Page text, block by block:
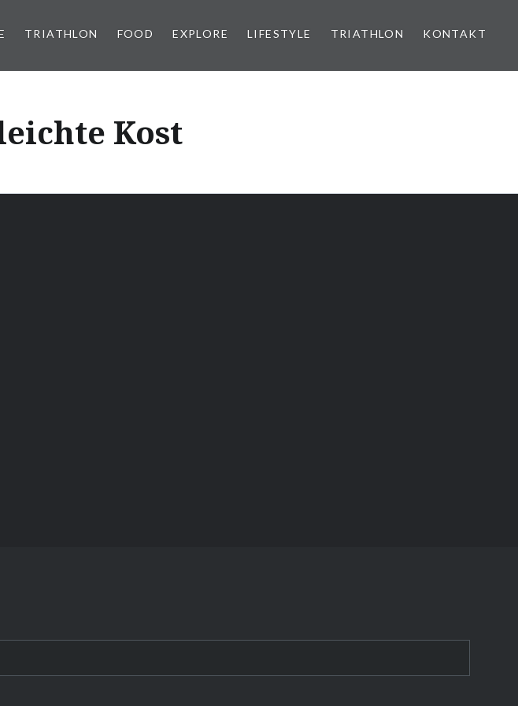
TRIATHLON FOOD EXPLORE LIFESTYLE TRIATHLON KONTAKT
Kost